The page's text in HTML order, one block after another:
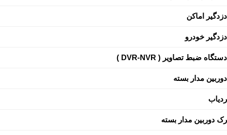
دزدگیر اماکن
دزدگیر خودرو
دستگاه ضبط تصاویر ( DVR-NVR )
دوربین مدار بسته
ردیاب
رک دوربین مدار بسته